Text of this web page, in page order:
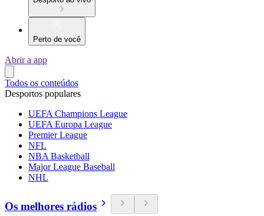
Perto de você
Abrir a app
Todos os conteúdos
Desportos populares
UEFA Champions League
UEFA Europa League
Premier League
NFL
NBA Basketball
Major League Baseball
NHL
Os melhores rádios